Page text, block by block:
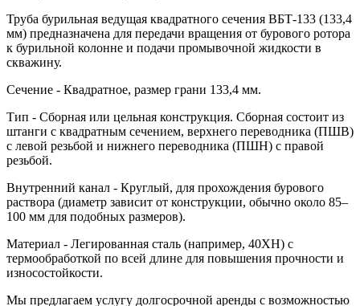
Труба бурильная ведущая квадратного сечения ВБТ-133 (133,4
мм) предназначена для передачи вращения от бурового ротора
к бурильной колонне и подачи промывочной жидкости в
скважину.
Сечение - Квадратное, размер грани 133,4 мм.
Тип - Сборная или цельная конструкция. Сборная состоит из
штанги с квадратным сечением, верхнего переводника (ПШВ)
с левой резьбой и нижнего переводника (ПШН) с правой
резьбой.
Внутренний канал - Круглый, для прохождения бурового
раствора (диаметр зависит от конструкции, обычно около 85–
100 мм для подобных размеров).
Материал - Легированная сталь (например, 40ХН) с
термообработкой по всей длине для повышения прочности и
износостойкости.
Мы предлагаем услугу долгосрочной аренды с возможностью